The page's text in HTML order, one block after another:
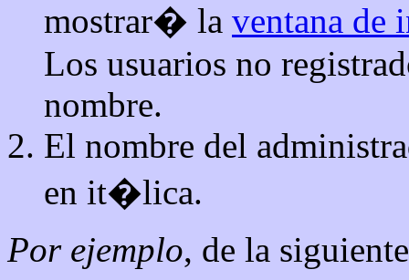
mostrar� la ventana
Los usuarios no
nombre.
El nombre del
en it�lica.
Por ejemplo, de la